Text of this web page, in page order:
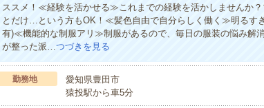
ススメ！≪経験を活かせる≫これまでの経験を活かしませんか
とだけ…という方もOK！≪髪色自由で自分らしく働く≫明るす
有)≪機能的な制服アリ≫制服があるので、毎日の服装の悩み解
が整った派…つづきを見る
勤務地
愛知県豊田市
猿投駅から車5分